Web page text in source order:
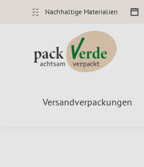
Nachhaltige Materialien
Versandverpackungen